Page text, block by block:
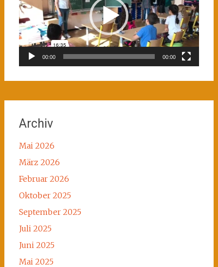
00:00 00:00
Archiv
Mai 2026
März 2026
Februar 2026
Oktober 2025
September 2025
Juli 2025
Juni 2025
Mai 2025